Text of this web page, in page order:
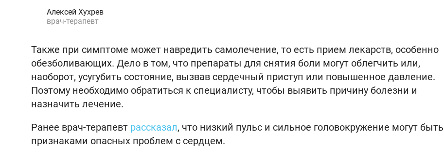
Алексей Хухрев
врач-терапевт
Также при симптоме может навредить самолечение, то есть прием лекарств, особенно
обезболивающих. Дело в том, что препараты для снятия боли могут облегчить или,
наоборот, усугубить состояние, вызвав сердечный приступ или повышенное давление.
Поэтому необходимо обратиться к специалисту, чтобы выявить причину болезни и
назначить лечение.
Ранее врач-терапевт рассказал, что низкий пульс и сильное головокружение могут быть
признаками опасных проблем с сердцем.